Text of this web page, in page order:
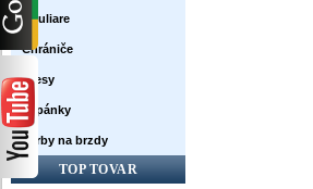
Okuliare
Chrániče
Dresy
Topánky
Farby na brzdy
TOP TOVAR